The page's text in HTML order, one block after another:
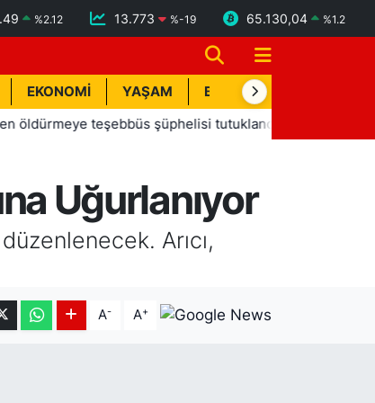
%2.12 13.773 %-19 65.130,04 %1.2
EKONOMİ YAŞAM BİK İLAN
teşebbüs şüphelisi tutuklandı
Uğurlanıyor
Arıcı,
A- A+